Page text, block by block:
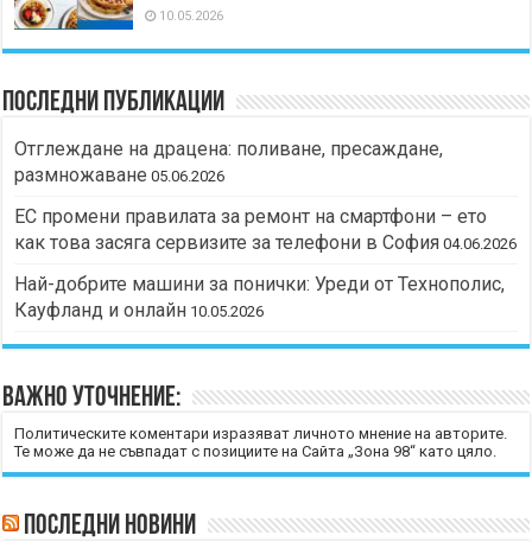
10.05.2026
Последни публикации
Отглеждане на драцена: поливане, пресаждане,
размножаване 05.06.2026
ЕС промени правилата за ремонт на смартфони – ето
как това засяга сервизите за телефони в София 04.06.2026
Най-добрите машини за понички: Уреди от Технополис,
Кауфланд и онлайн 10.05.2026
Важно уточнение:
Политическите коментари изразяват личното мнение на авторите.
Те може да не съвпадат с позициите на Сайта „Зона 98“ като цяло.
Последни новини